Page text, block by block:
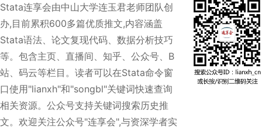
Stata连享会由中山大学连玉君老师团队创
办,目前累积600多篇优质推文,内容涵盖
Stata语法、论文复现代码、数据分析技巧
等。包含主页、直播间、知乎、公众号、B
站、码云等栏目。读者可以在Stata命令窗
口使用"lianxh"和"songbl"关键词快速查询
相关资源。公众号支持关键词搜索历史推
文。欢迎关注公众号"连享会",与资深学者实